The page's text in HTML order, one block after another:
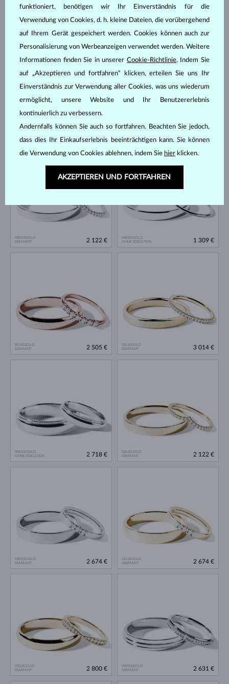
WEISSGOLD
DIAMANT
2 122 €
WEISSGOLD
OHNE EDELSTEIN
BESTSELLER
1 309 €
ROSÉGOLD
DIAMANT
2 505 €
GELBGOLD
DIAMANT
3 014 €
WEISSGOLD
OHNE EDELSTEIN
2 718 €
GELBGOLD
DIAMANT
2 122 €
WEISSGOLD
DIAMANT
2 674 €
GELBGOLD
DIAMANT
2 674 €
GELBGOLD
DIAMANT
2 800 €
WEISSGOLD
DIAMANT
2 631 €
funktioniert, benötigen wir Ihr Einverständnis für die
Verwendung von Cookies, d. h. kleine Dateien, die vorübergehend
auf Ihrem Gerät gespeichert werden. Cookies können auch zur
Personalisierung von Werbeanzeigen verwendet werden. Weitere
Informationen finden Sie in unserer Cookie-Richtlinie. Indem Sie
auf „Akzeptieren und fortfahren“ klicken, erteilen Sie uns Ihr
Einverständnis zur Verwendung aller Cookies, was uns wiederum
ermöglicht, unsere Website und Ihr Benutzererlebnis
kontinuierlich zu verbessern.
Andernfalls können Sie auch so fortfahren. Beachten Sie jedoch,
dass dies Ihr Einkaufserlebnis beeinträchtigen kann. Sie können
die Verwendung von Cookies ablehnen, indem Sie hier klicken.
AKZEPTIEREN UND FORTFAHREN